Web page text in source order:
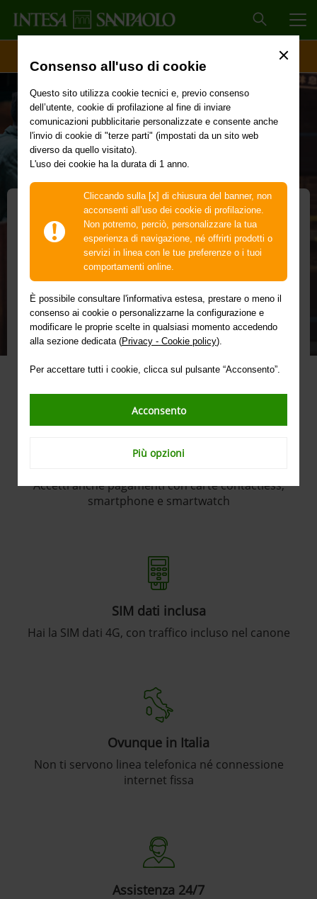
Consenso all'uso di cookie
Questo sito utilizza cookie tecnici e, previo consenso
dell’utente, cookie di profilazione al fine di inviare
comunicazioni pubblicitarie personalizzate e consente anche
l'invio di cookie di "terze parti" (impostati da un sito web
diverso da quello visitato).
L'uso dei cookie ha la durata di 1 anno.
Cliccando sulla [x] di chiusura del banner, non
acconsenti all’uso dei cookie di profilazione.
Non potremo, perciò, personalizzare la tua
esperienza di navigazione, né offrirti prodotti o
servizi in linea con le tue preferenze o i tuoi
comportamenti online.
È possibile consultare l'informativa estesa, prestare o meno il
consenso ai cookie o personalizzarne la configurazione e
modificare le proprie scelte in qualsiasi momento accedendo
alla sezione dedicata (Privacy - Cookie policy).
Per accettare tutti i cookie, clicca sul pulsante “Acconsento”.
Acconsento
Più opzioni
POS Portatile
Incassi ovunque in Italia, in mobilità
Con la SIM 4G integrata nel POS puoi gestire i pagamenti
ovunque ti trovi, senza una linea telefonica o una
connessione internet fissa.
Contactless
Accetti anche pagamenti con carte contactless,
smartphone e smartwatch
SIM dati inclusa
Hai la SIM dati 4G, con traffico incluso nel canone
Ovunque in Italia
Non ti servono linea telefonica né connessione
internet fissa
Assistenza 24/7